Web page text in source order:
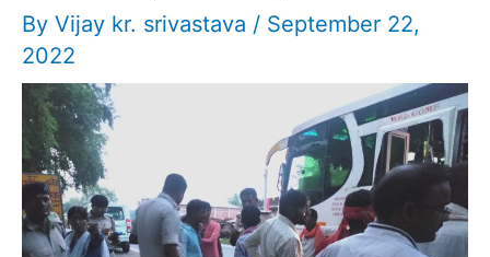
By Vijay kr. srivastava / September 22,
2022